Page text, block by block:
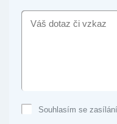
VÁŠ
DOTAZ
Souhlasím se